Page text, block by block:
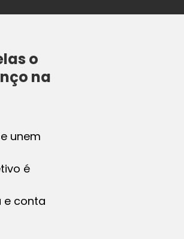
o
na
unem
é
e conta